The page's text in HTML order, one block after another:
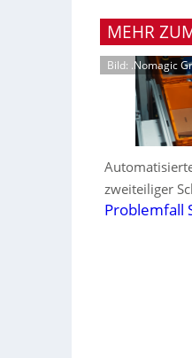
MEHR
Bild: .Nomagic
zweiteiliger
Problemfall